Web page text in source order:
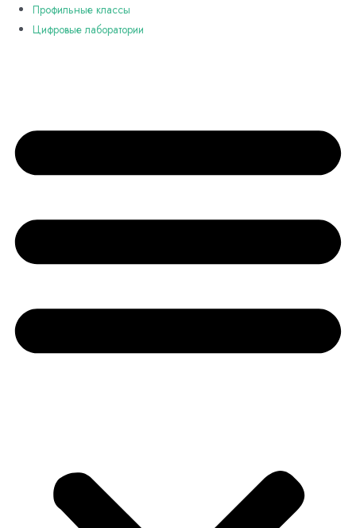
Профильные классы
Цифровые лаборатории